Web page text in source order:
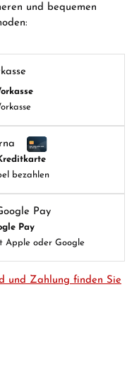
und bequemen
bezahlen
Pay
Apple oder Google
und Zahlung finden Sie